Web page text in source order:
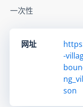
一次性
网址
-
son